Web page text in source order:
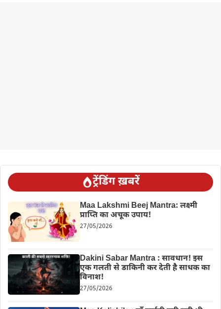
ट्रेंडिंग ख़बरें
Maa Lakshmi Beej Mantra: लक्ष्मी
प्राप्ति का अचूक उपाय!
27/05/2026
Dakini Sabar Mantra : सावधान! इस
एक गलती से डाकिनी कर देती है साधक का
विनाश!
27/05/2026